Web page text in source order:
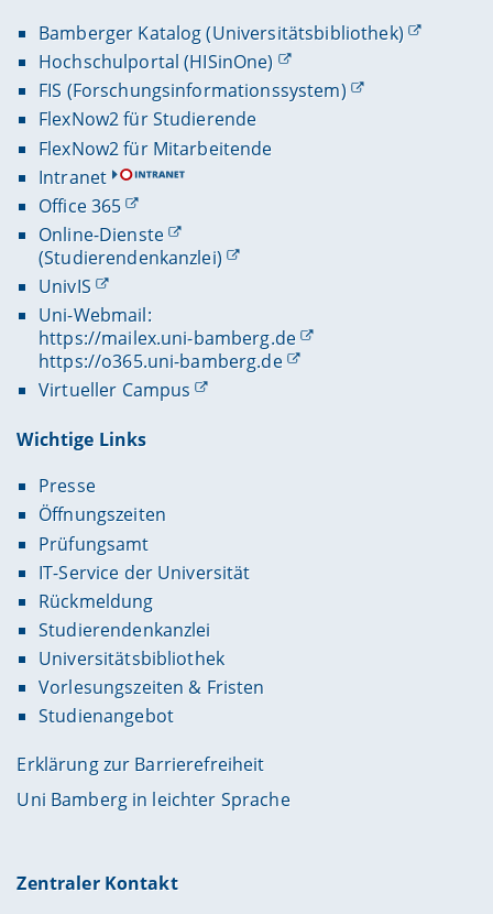
Bamberger Katalog (Universitätsbibliothek)
Hochschulportal (HISinOne)
FIS (Forschungsinformationssystem)
FlexNow2 für Studierende
FlexNow2 für Mitarbeitende
Intranet
Office 365
Online-Dienste
(Studierendenkanzlei)
UnivIS
Uni-Webmail:
https://mailex.uni-bamberg.de
https://o365.uni-bamberg.de
Virtueller Campus
Wichtige Links
Presse
Öffnungszeiten
Prüfungsamt
IT-Service der Universität
Rückmeldung
Studierendenkanzlei
Universitätsbibliothek
Vorlesungszeiten & Fristen
Studienangebot
Erklärung zur Barrierefreiheit
Uni Bamberg in leichter Sprache
Zentraler Kontakt